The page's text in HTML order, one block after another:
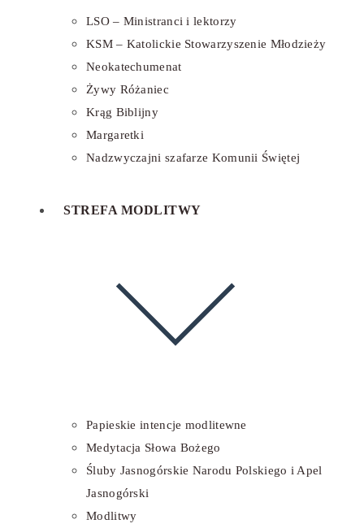
LSO – Ministranci i lektorzy
KSM – Katolickie Stowarzyszenie Młodzieży
Neokatechumenat
Żywy Różaniec
Krąg Biblijny
Margaretki
Nadzwyczajni szafarze Komunii Świętej
STREFA MODLITWY
Papieskie intencje modlitewne
Medytacja Słowa Bożego
Śluby Jasnogórskie Narodu Polskiego i Apel
Jasnogórski
Modlitwy